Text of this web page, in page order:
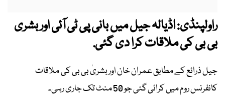
راولپنڈی: اڈیالہ جیل میں بانی پی ٹی آئی اور بشری
بی بی کی ملاقات کرا دی گئی.
جیل ذرائع کے مطابق عمران خان اور بشریٰ بی بی کی ملاقات
کانفرنس روم میں کرائی گئی جو 50 منٹ تک جاری رہی۔